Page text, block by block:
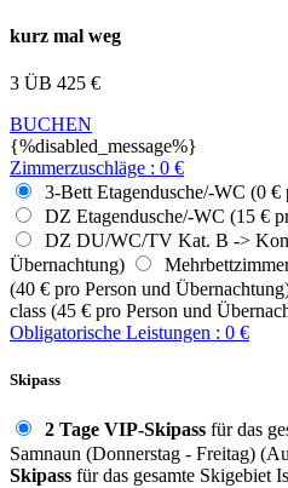
kurz mal weg
3 ÜB 425 €
BUCHEN
{%disabled_message%}
Zimmerzuschläge : 0 €
3-Bett Etagendusche/-WC (0
DZ Etagendusche/-WC (15 €
DZ DU/WC/TV Kat. B ->
Übernachtung)
(40 € pro Person und
class (45 € pro Person und
Obligatorische Leistungen : 0 €
Skipass
2 Tage VIP-Skipass für das
Samnaun (Donnerstag - Freitag)
Skipass für das gesamte Skigebiet